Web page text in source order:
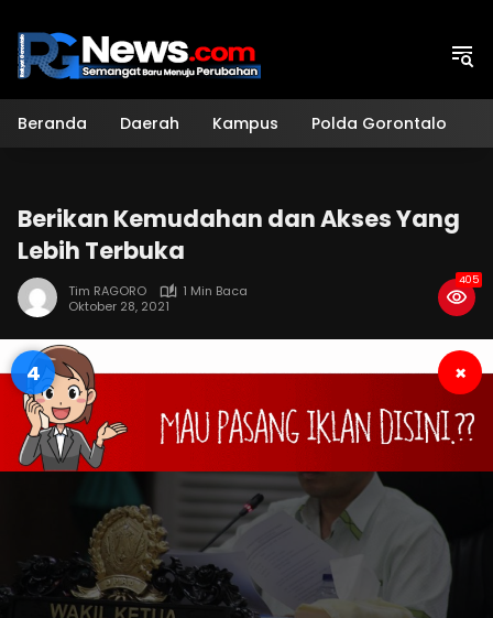
konten
Beranda Daerah Kampus Polda Gorontalo
Berikan Kemudahan dan Akses Yang
Lebih Terbuka
Tim RAGORO
1 Min Baca
Oktober 28, 2021
405
4 ×